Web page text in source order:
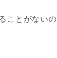
ことがないの